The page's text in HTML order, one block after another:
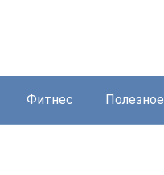
Фитнес Полезное